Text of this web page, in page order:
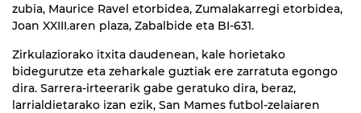
zubia, Maurice Ravel etorbidea, Zumalakarregi etorbidea,
Joan XXIII.aren plaza, Zabalbide eta BI-631.
Zirkulaziorako itxita daudenean, kale horietako
bidegurutze eta zeharkale guztiak ere zarratuta egongo
dira. Sarrera-irteerarik gabe geratuko dira, beraz,
larrialdietarako izan ezik, San Mames futbol-zelaiaren